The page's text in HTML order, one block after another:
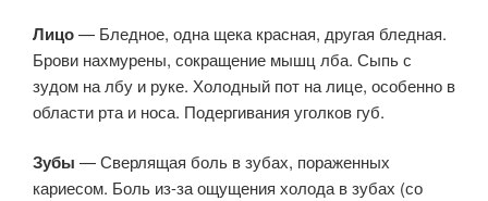
Лицо— Бледное, одна щека красная, другая бледная.
Брови нахмурены, сокращение мышц лба. Сыпь с
зудом на лбу и руке. Холодный пот на лице, особенно в
области рта и носа. Подергивания уголков губ.
Зубы — Сверлящая боль в зубах, пораженных
кариесом. Боль из-за ощущения холода в зубах (со